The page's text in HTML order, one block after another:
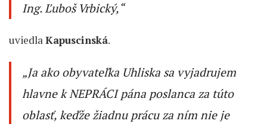
Ing. Ľuboš Vrbický,“
uviedlaKapuscinská.
„Ja ako obyvateľka Uhliska sa vyjadrujem
hlavne k NEPRÁCI pána poslanca za túto
oblasť, keďže žiadnu prácu za ním nie je